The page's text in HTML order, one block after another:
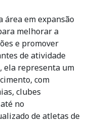
área em expansão
melhorar a
e promover
de atividade
ela representa um
com
clubes
no
de atletas de